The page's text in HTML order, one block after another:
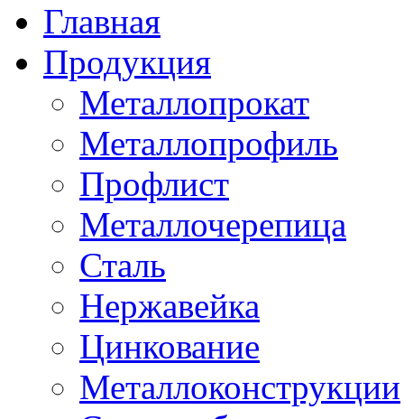
Главная
Продукция
Металлопрокат
Металлопрофиль
Профлист
Металлочерепица
Сталь
Нержавейка
Цинкование
Металлоконструкции